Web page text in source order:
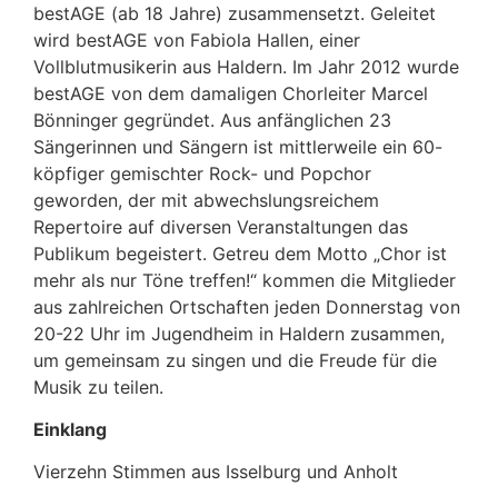
bestAGE (ab 18 Jahre) zusammensetzt. Geleitet
wird bestAGE von Fabiola Hallen, einer
Vollblutmusikerin aus Haldern. Im Jahr 2012 wurde
bestAGE von dem damaligen Chorleiter Marcel
Bönninger gegründet. Aus anfänglichen 23
Sängerinnen und Sängern ist mittlerweile ein 60-
köpfiger gemischter Rock- und Popchor
geworden, der mit abwechslungsreichem
Repertoire auf diversen Veranstaltungen das
Publikum begeistert. Getreu dem Motto „Chor ist
mehr als nur Töne treffen!“ kommen die Mitglieder
aus zahlreichen Ortschaften jeden Donnerstag von
20-22 Uhr im Jugendheim in Haldern zusammen,
um gemeinsam zu singen und die Freude für die
Musik zu teilen.
Einklang
Vierzehn Stimmen aus Isselburg und Anholt